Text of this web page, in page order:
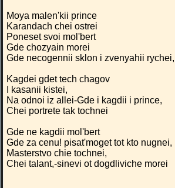
Moya malen'kii prince
Karandach chei ostrei
Poneset svoi mol'bert
Gde chozyain morei
Gde necogennii sklon i zvenyahii rychei,
Kagdei gdet tech chagov
I kasanii kistei,
Na odnoi iz allei-Gde i kagdii i prince,
Chei portrete tak tochnei
Gde ne kagdii mol'bert
Gde za cenu! pisat'moget tot kto nugnei,
Masterstvo chie tochnei,
Chei talant,-sinevi ot dogdliviche morei